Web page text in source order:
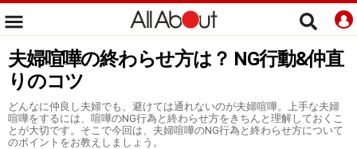
夫婦喧嘩の終わらせ方は？ NG行動&仲直
りのコツ
どんなに仲良し夫婦でも、避けては通れないのが夫婦喧嘩。上手な夫婦
喧嘩をするには、喧嘩のNG行為と終わらせ方をきちんと理解しておくこ
とが大切です。そこで今回は、夫婦喧嘩のNG行為と終わらせ方について
のポイントをお教えしましょう。